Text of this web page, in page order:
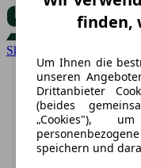
Skoda
finden,
Um Ihnen die
unseren
Drittanbieter
(beides
„Cookies"),
speichern und